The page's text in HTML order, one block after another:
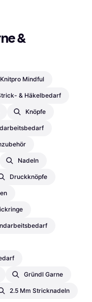
&
Knitpro Mindful
& Häkelbedarf
Knöpfe
Nadeln
Druckknöpfe
Gründl Garne
2.5 Mm Stricknadeln